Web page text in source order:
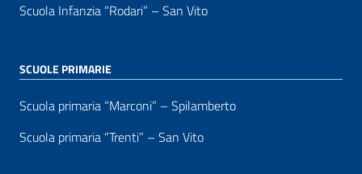
Scuola Infanzia “Rodari” – San Vito
SCUOLE PRIMARIE
Scuola primaria “Marconi” – Spilamberto
Scuola primaria “Trenti” – San Vito